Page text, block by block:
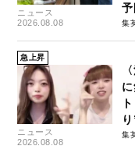
ニュース
2026.08.08
集
急上昇
ニュース
2026.08.08
り
集